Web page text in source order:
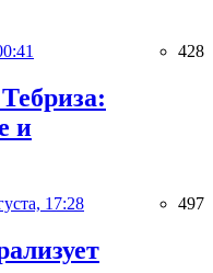
428
и
17:28 497